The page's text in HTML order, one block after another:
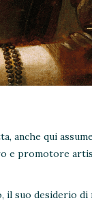
anche qui
e promotore
suo desiderio di